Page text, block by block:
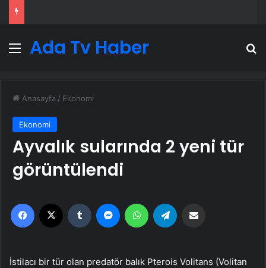
Menü
Ada Tv Haber
Anasayfa / Ekonomi
Ekonomi
Ayvalık sularında 2 yeni tür
görüntülendi
Facebook Tumblr MessengerWhatsApp
İstilacı bir tür olan predatör balık Pterois Volitans (Volitan